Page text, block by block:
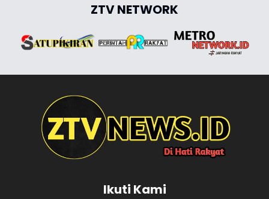
ZTV NETWORK
Ikuti Kami